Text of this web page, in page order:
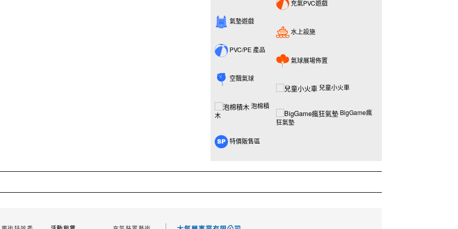
氣墊遊戲
PVC/PE 產品
空飄氣球
泡棉積
木
特價販售區
充氣PVC遊戲
水上設施
氣球展場佈置
兒童小火車
BigGame瘋
狂氣墊